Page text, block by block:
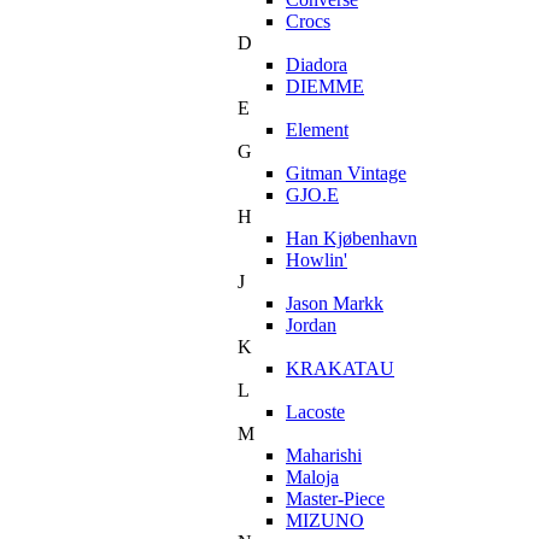
Crocs
D
Diadora
DIEMME
E
Element
G
Gitman Vintage
GJO.E
H
Han Kjøbenhavn
Howlin'
J
Jason Markk
Jordan
K
KRAKATAU
L
Lacoste
M
Maharishi
Maloja
Master-Piece
MIZUNO